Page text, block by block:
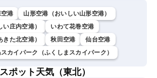
港
山形空港（おいしい山形空港）
庄内空港）
いわて花巻空港
た北空港）
秋田空港
仙台空港
カイパーク（ふくしまスカイパーク）
ポット天気（東北）